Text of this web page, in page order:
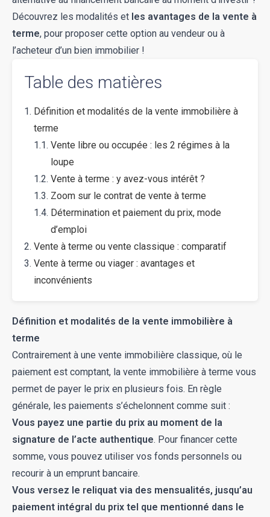
Découvrez les modalités et les avantages de la vente à
terme, pour proposer cette option au vendeur ou à
l’acheteur d’un bien immobilier !
Table des matières
Définition et modalités de la vente immobilière à
terme
Vente libre ou occupée : les 2 régimes à la
loupe
Vente à terme : y avez-vous intérêt ?
Zoom sur le contrat de vente à terme
Détermination et paiement du prix, mode
d’emploi
Vente à terme ou vente classique : comparatif
Vente à terme ou viager : avantages et
inconvénients
Définition et modalités de la vente immobilière à
terme
Contrairement à une vente immobilière classique, où le
paiement est comptant, la vente immobilière à terme vous
permet de payer le prix en plusieurs fois. En règle
générale, les paiements s’échelonnent comme suit :
Vous payez une partie du prix au moment de la
signature de l’acte authentique. Pour financer cette
somme, vous pouvez utiliser vos fonds personnels ou
recourir à un emprunt bancaire.
Vous versez le reliquat via des mensualités, jusqu’au
paiement intégral du prix tel que mentionné dans le